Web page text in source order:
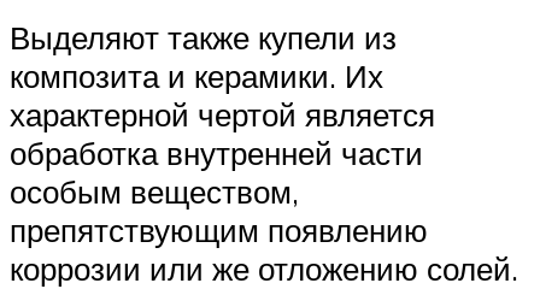
Выделяют также купели из
композита и керамики. Их
характерной чертой является
обработка внутренней части
особым веществом,
препятствующим появлению
коррозии или же отложению солей.